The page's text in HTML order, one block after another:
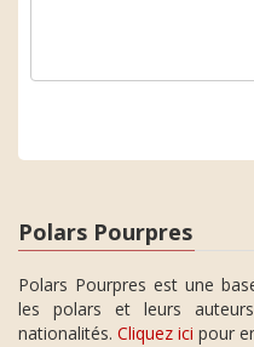
Polars Pourpres
Polars Pourpres est une
les polars et leurs
nationalités. Cliquez ici pour